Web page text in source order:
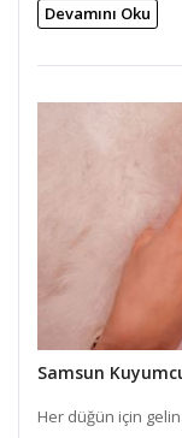
Devamını Oku
Samsun
Her düğün için